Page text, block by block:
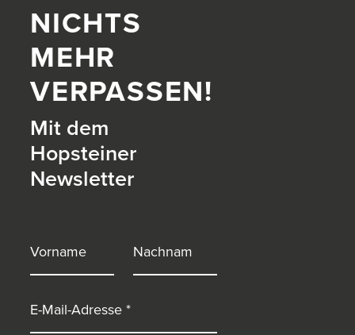
NICHTS
MEHR
VERPASSEN!
Mit dem
Hopsteiner
Newsletter